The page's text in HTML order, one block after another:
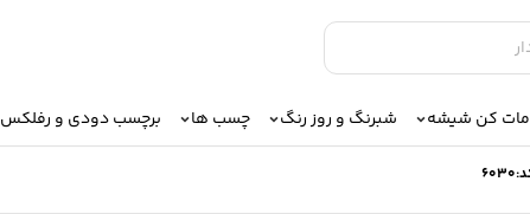
مات کن شیشه شبرنگ و روز رنگ چسب ها برچسب دودی و رفلکس